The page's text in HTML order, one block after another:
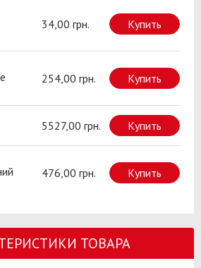
34,00 грн. Купить
254,00 грн. Купить
5527,00 грн. Купить
476,00 грн. Купить
ТОВАРА